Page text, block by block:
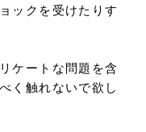
ックを受けたりす
ケートな問題を含
く触れないで欲し